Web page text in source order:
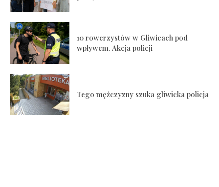
10 rowerzystów w Gliwicach pod
wpływem. Akcja policji
Tego mężczyzny szuka gliwicka policja